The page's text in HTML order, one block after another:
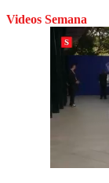
Videos Semana